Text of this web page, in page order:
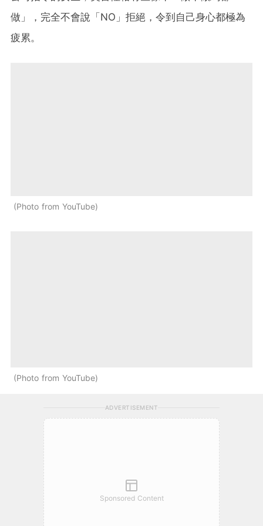
做」，完全不會說「NO」拒絕，令到自己身心都極為
疲累。
Photo from YouTube
Photo from YouTube
ADVERTISEMENT
Sponsored Content